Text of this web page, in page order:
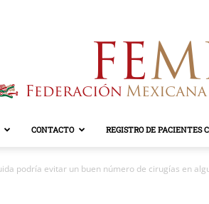
CONTACTO REGISTRO DE PACIENTES
podría evitar un buen número de cirugías en